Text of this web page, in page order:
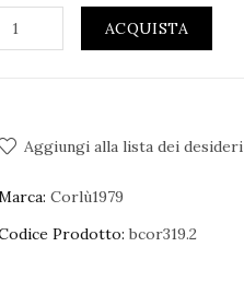
ACQUISTA
Aggiungi alla lista dei desideri
Corlù1979
Prodotto: bcor319.2